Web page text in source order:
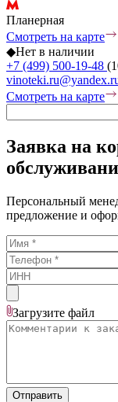
Планерная
Смотреть на карте
◆Нет в наличии
+7 (499) 500-19-48
Смотреть на карте
Заявка на
Персональный
предложение и
Загрузите файл
Отправить